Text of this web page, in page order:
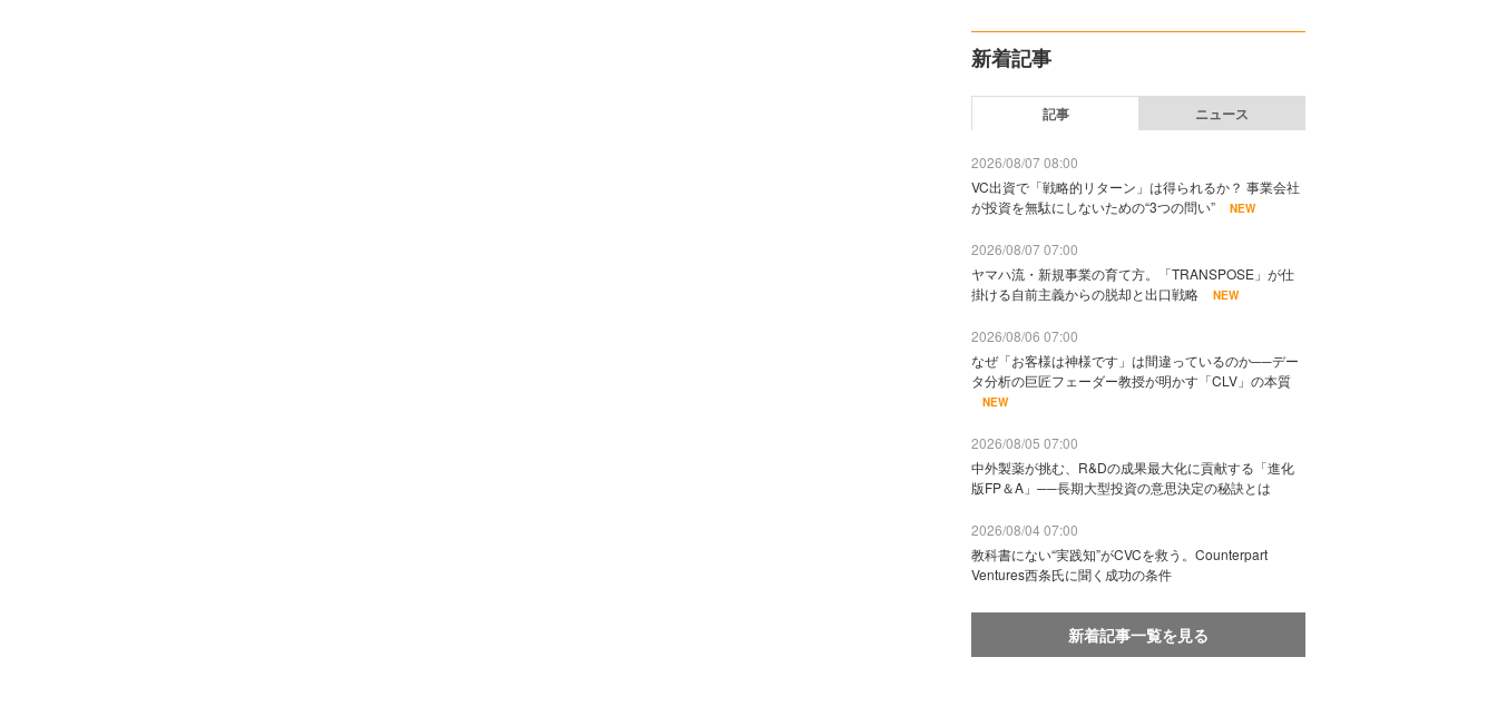
新着記事
記事 ニュース
2026/08/07 08:00
VC出資で「戦略的リターン」は得られるか？ 事業会社
が投資を無駄にしないための“3つの問い”
NEW
2026/08/07 07:00
ヤマハ流・新規事業の育て方。「TRANSPOSE」が仕
掛ける自前主義からの脱却と出口戦略
NEW
2026/08/06 07:00
なぜ「お客様は神様です」は間違っているのか──デー
タ分析の巨匠フェーダー教授が明かす「CLV」の本質
NEW
2026/08/05 07:00
中外製薬が挑む、R&Dの成果最大化に貢献する「進化
版FP＆A」──長期大型投資の意思決定の秘訣とは
2026/08/04 07:00
教科書にない“実践知”がCVCを救う。Counterpart
Ventures西条氏に聞く成功の条件
新着記事一覧を見る